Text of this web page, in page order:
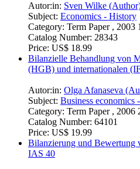
Autor:in: Sven Wilke
Subject: Economics - History
Category: Term Paper , 2003
Catalog Number: 28343
Price: US$ 18.99
Bilanzielle Behandlung von
(HGB) und internationalen
Autor:in: Olga Afanaseva
Subject: Business economics
Category: Term Paper , 2006
Catalog Number: 64101
Price: US$ 19.99
Bilanzierung und Bewertung
IAS 40